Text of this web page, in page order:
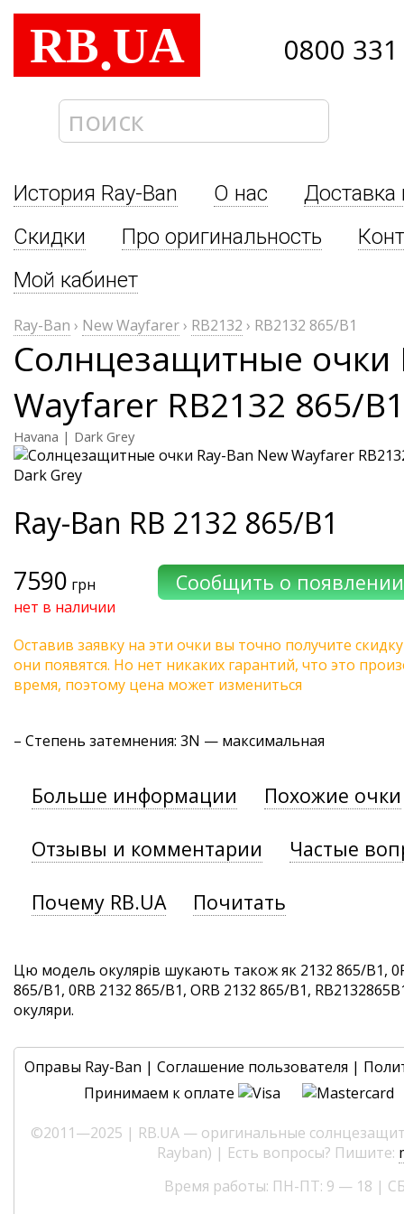
RB.UA 0800
История Ray-Ban О нас
Доставка
Скидки
Про оригинальность
Мой кабинет
Ray-Ban › New Wayfarer› RB2132 › RB2132 865/B1
Солнцезащитные очки
Wayfarer RB2132 865/B1
Havana | Dark Grey
Ray-Ban RB 2132 865/B1
7590 грн
нет в наличии
Оставив заявку на эти очки вы точно получите
они появятся. Но нет никаких гарантий, что это
время, поэтому цена может измениться
– Степень затемнения: 3N — максимальная
Больше информации Похожие очки
Отзывы и комментарии Частые
Почему RB.UA Почитать
Цю модель окулярів шукають також як 2132 865/B1,
865/B1, 0RB 2132 865/B1, ORB 2132 865/B1,
окуляри.
Оправы Ray-Ban | Соглашение пользователя |
Принимаем к оплате
©2011—2025 | RB.UA — оригинальные
Rayban) | Есть вопросы? Пишите:
Время работы: ПН-ПТ: 9 — 18 |